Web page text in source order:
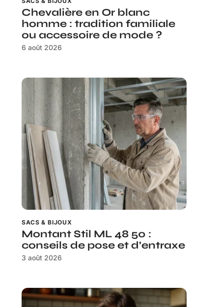
Chevalière en Or blanc
homme : tradition familiale
ou accessoire de mode ?
6 août 2026
SACS & BIJOUX
Montant Stil ML 48 50 :
conseils de pose et d’entraxe
3 août 2026